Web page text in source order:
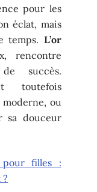
pour les
éclat, mais
temps. L’or
rencontre
succès.
toutefois
ou
sa douceur
pour filles :